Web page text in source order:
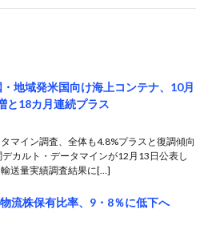
地域発米国向け海上コンテナ、10月
と18カ月連続プラス
マイン調査、全体も4.8%プラスと復調傾向
カルト・データマインが12月13日公表し
送量実績調査結果に[…]
流株保有比率、9・8％に低下へ